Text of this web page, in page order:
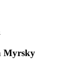
Myrsky